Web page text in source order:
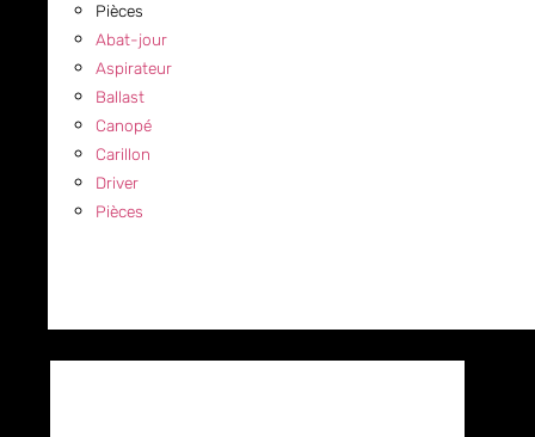
Pièces
Abat-jour
Aspirateur
Ballast
Canopé
Carillon
Driver
Pièces